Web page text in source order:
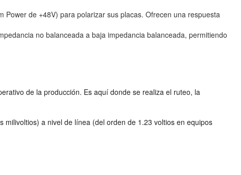
de +48V) para polarizar sus placas. Ofrecen una respuesta
no balanceada a baja impedancia balanceada, permitiendo
de la producción. Es aquí donde se realiza el ruteo, la
a nivel de línea (del orden de 1.23 voltios en equipos